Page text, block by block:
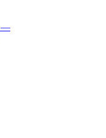
—